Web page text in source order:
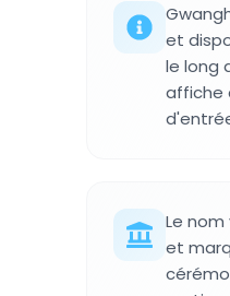
et
le long
affiche
Le
et